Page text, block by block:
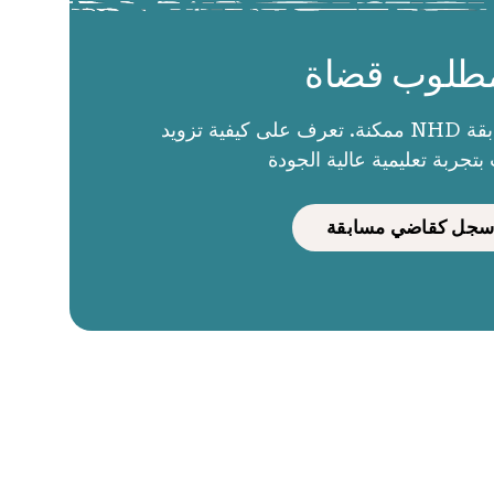
قضاة
الحكام يجعلون مسابقة NHD ممكنة. تعرف على كيفية تزويد
تعليمية عالية الجودة
سجل كقاضي مسابقة